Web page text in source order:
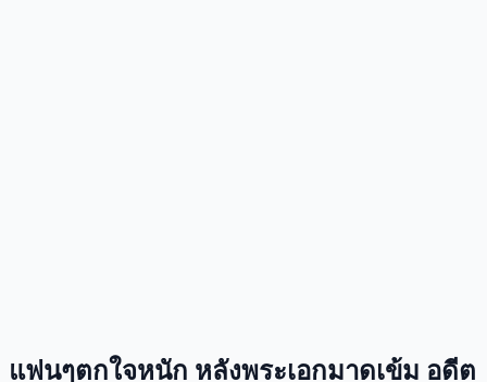
แฟนๆตกใจหนัก หลังพระเอกมาดเข้ม อดีต